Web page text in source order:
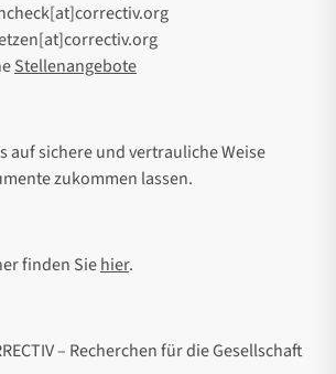
Stellenangebote
auf sichere und vertrauliche Weise
zukommen lassen.
finden Siehier.
– Recherchen für die Gesellschaft